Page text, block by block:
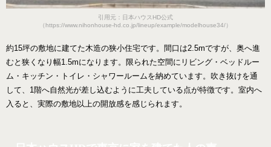
引用元：日本ハウスHD公式
（https://www.nihonhouse-hd.co.jp/lineup/example/modelhouse34/）
約15坪の敷地に建てた木造の狭小住宅です。間口は2.5mですが、奥へ進
むと狭くなり幅1.5mになります。限られた空間にリビング・ベッドルー
ム・キッチン・トイレ・シャワールームを納めています。吹き抜けを通
して、1階へ自然光が差し込むように工夫している点が特徴です。室内へ
入ると、実際の敷地以上の開放感を感じられます。